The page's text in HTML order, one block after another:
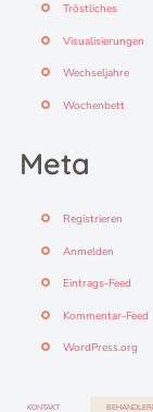
Tröstliches
Visualisierungen
Wechseljahre
Wochenbett
Meta
Registrieren
Anmelden
Eintrags-Feed
Kommentar-Feed
WordPress.org
KONTAKT